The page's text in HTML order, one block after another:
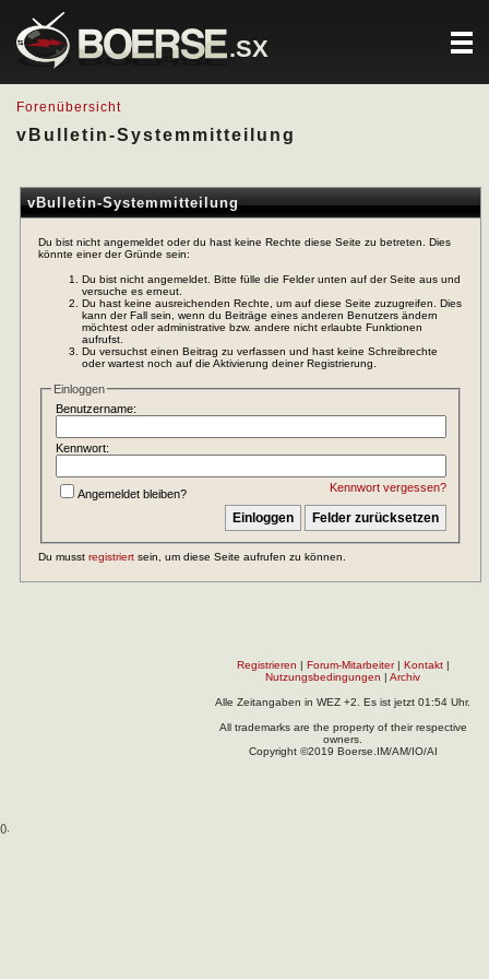
.SX
Forenübersicht
vBulletin-Systemmitteilung
vBulletin-Systemmitteilung
Du bist nicht angemeldet oder du hast keine Rechte diese Seite zu betreten. Dies
könnte einer der Gründe sein:
Du bist nicht angemeldet. Bitte fülle die Felder unten auf der Seite aus und
versuche es erneut.
Du hast keine ausreichenden Rechte, um auf diese Seite zuzugreifen. Dies
kann der Fall sein, wenn du Beiträge eines anderen Benutzers ändern
möchtest oder administrative bzw. andere nicht erlaubte Funktionen
aufrufst.
Du versuchst einen Beitrag zu verfassen und hast keine Schreibrechte
oder wartest noch auf die Aktivierung deiner Registrierung.
Einloggen
Benutzername:
Kennwort:
Kennwort vergessen?
Angemeldet bleiben?
Du musst registriert sein, um diese Seite aufrufen zu können.
Registrieren | Forum-Mitarbeiter| Kontakt|
Nutzungsbedingungen | Archiv
Alle Zeitangaben in WEZ +2. Es ist jetzt 01:54 Uhr.
All trademarks are the property of their respective
owners.
Copyright ©2019 Boerse.IM/AM/IO/AI
().